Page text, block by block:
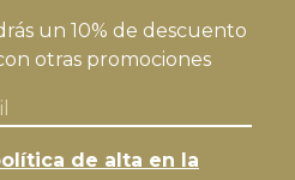
un 10% de descuento
otras promociones
de alta en la